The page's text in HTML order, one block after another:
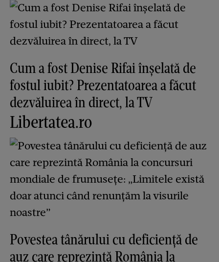
Cum a fost Denise Rifai înșelată de
fostul iubit? Prezentatoarea a făcut
dezvăluirea în direct, la TV
Libertatea.ro
Povestea tânărului cu deficiență de
auz care reprezintă România la